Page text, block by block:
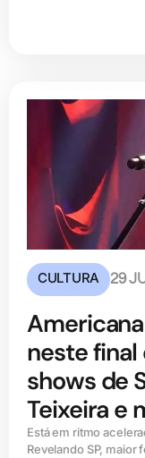
CULTURA 29
neste final
shows de
Teixeira e
Está em ritmo
Revelando SP, maior